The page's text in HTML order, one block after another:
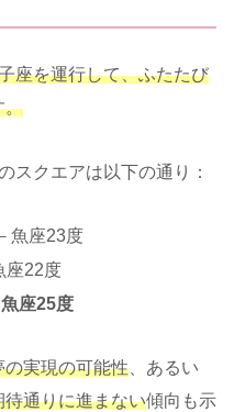
座を運行して、ふたたび
。
スクエアは以下の通り：
魚座23度
座22度
座25度
の実現の可能性 、あるい
通りに進まない傾向も示